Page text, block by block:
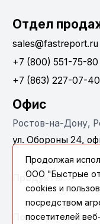
Отдел
sales@fastreport.ru
+7 (800) 551-75-80
+7 (863) 227-07-40
Офис
Ростов-на-Дону,
ул. Обороны 24,
Продукты
Поддержка
Продолжая
ООО "Быстрые
cookies и
посредством
посетителей